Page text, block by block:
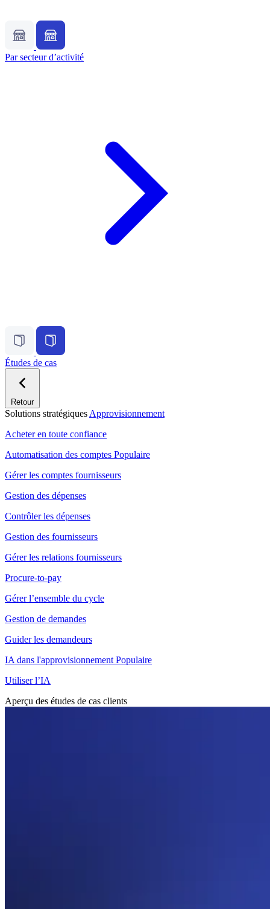
Par secteur d’activité
Études de cas
Retour
Solutions stratégiques Approvisionnement
Acheter en toute confiance
Automatisation des comptes Populaire
Gérer les comptes fournisseurs
Gestion des dépenses
Contrôler les dépenses
Gestion des fournisseurs
Gérer les relations fournisseurs
Procure-to-pay
Gérer l’ensemble du cycle
Gestion de demandes
Guider les demandeurs
IA dans l'approvisionnement Populaire
Utiliser l’IA
Aperçu des études de cas clients